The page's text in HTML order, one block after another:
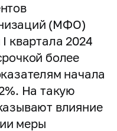
(МФО)
квартала 2024
более
начала
На такую
влияние
меры